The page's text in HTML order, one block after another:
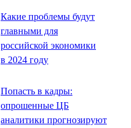
Какие проблемы будут
главными для
российской экономики
в 2024 году
Попасть в кадры:
опрошенные ЦБ
аналитики прогнозируют